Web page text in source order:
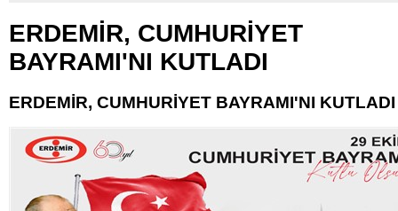
ERDEMİR, CUMHURİYET
BAYRAMI'NI KUTLADI
ERDEMİR, CUMHURİYET BAYRAMI'NI KUTLADI